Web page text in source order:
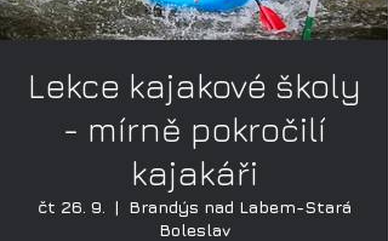
Lekce kajakové školy
- mírně pokročilí
kajakáři
čt 26. 9.
  |
Brandýs nad Labem-Stará
Boleslav